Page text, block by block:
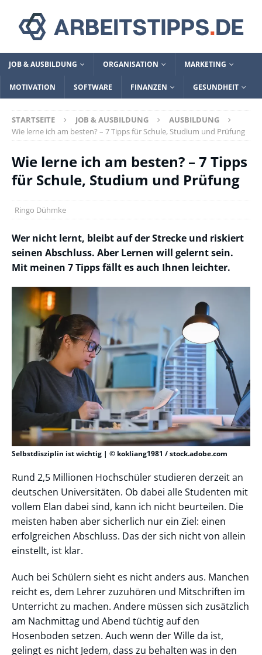
JOB & AUSBILDUNG ORGANISATION MARKETING
MOTIVATION SOFTWARE FINANZEN GESUNDHEIT
STARTSEITE JOB & AUSBILDUNG
AUSBILDUNG
Wie lerne ich am besten? – 7 Tipps für Schule, Studium und Prüfung
Wie lerne ich am besten? – 7 Tipps
für Schule, Studium und Prüfung
Ringo Dühmke
Wer nicht lernt, bleibt auf der Strecke und riskiert
seinen Abschluss. Aber Lernen will gelernt sein.
Mit meinen 7 Tipps fällt es auch Ihnen leichter.
Selbstdisziplin ist wichtig | © kokliang1981 / stock.adobe.com
Rund 2,5 Millionen Hochschüler studieren derzeit an
deutschen Universitäten. Ob dabei alle Studenten mit
vollem Elan dabei sind, kann ich nicht beurteilen. Die
meisten haben aber sicherlich nur ein Ziel: einen
erfolgreichen Abschluss. Das der sich nicht von allein
einstellt, ist klar.
Auch bei Schülern sieht es nicht anders aus. Manchen
reicht es, dem Lehrer zuzuhören und Mitschriften im
Unterricht zu machen. Andere müssen sich zusätzlich
am Nachmittag und Abend tüchtig auf den
Hosenboden setzen. Auch wenn der Wille da ist,
gelingt es nicht Jedem, dass zu behalten was in den